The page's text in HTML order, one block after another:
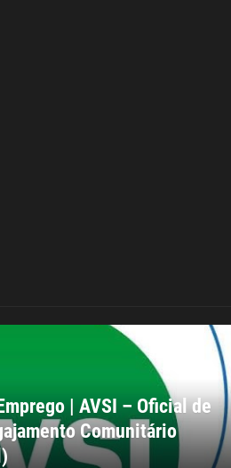
| AVSI – Oficial de
Comunitário